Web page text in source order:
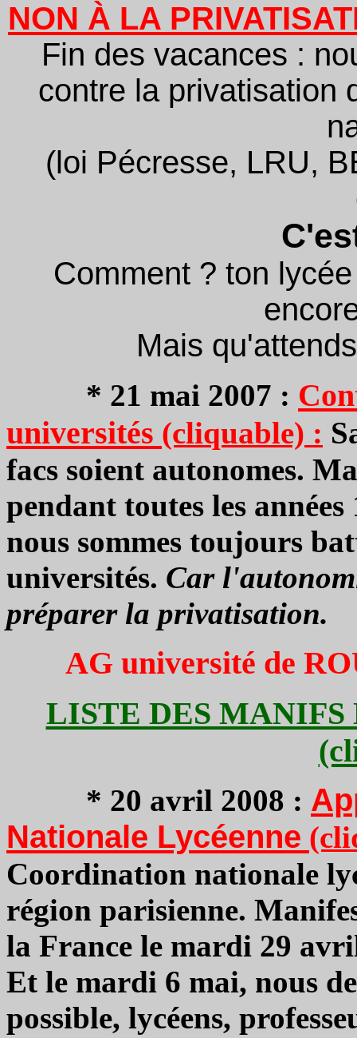
NON À LA
Fin des vacances :
contre la privatisation
(loi Pécresse, LRU,
Comment ? ton
Mais
* 21 mai 2007 :
universités (cliquable) :
facs soient autonomes.
pendant toutes les
nous sommes toujours
universités. Car
préparer la privatisation.
AG université de
LISTE DES MANIFS
* 20 avril 2008 :
Nationale Lycéenne
Coordination nationale
région parisienne.
la France le mardi 29
Et le mardi 6 mai, nous
possible, lycéens,